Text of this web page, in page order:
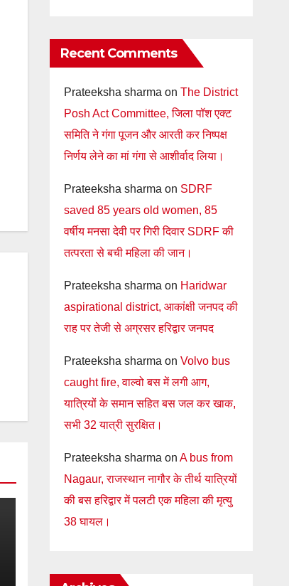
Recent Comments
Prateeksha sharma on The District
Posh Act Committee, जिला पॉश एक्ट
समिति ने गंगा पूजन और आरती कर निष्पक्ष
निर्णय लेने का मां गंगा से आशीर्वाद लिया।
Prateeksha sharma on SDRF
saved 85 years old women, 85
वर्षीय मनसा देवी पर गिरी दिवार SDRF की
तत्परता से बची महिला की जान।
Prateeksha sharma on Haridwar
aspirational district, आकांक्षी जनपद की
राह पर तेजी से अग्रसर हरिद्वार जनपद
Prateeksha sharma on Volvo bus
caught fire, वाल्वो बस में लगी आग,
यात्रियों के समान सहित बस जल कर खाक,
सभी 32 यात्री सुरक्षित।
Prateeksha sharma on A bus from
Nagaur, राजस्थान नागौर के तीर्थ यात्रियों
की बस हरिद्वार में पलटी एक महिला की मृत्यु
38 घायल।